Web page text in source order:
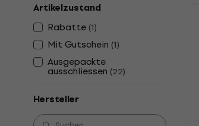
Artikelzustand
Rabatte (1)
Mit Gutschein (1)
Ausgepackte
ausschliessen (22)
Hersteller